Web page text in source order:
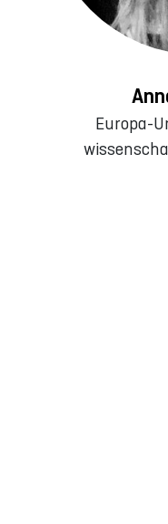
Europa-